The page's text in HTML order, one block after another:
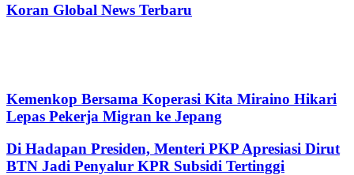
Koran Global News Terbaru
Kemenkop Bersama Koperasi Kita Miraino Hikari
Lepas Pekerja Migran ke Jepang
Di Hadapan Presiden, Menteri PKP Apresiasi Dirut
BTN Jadi Penyalur KPR Subsidi Tertinggi